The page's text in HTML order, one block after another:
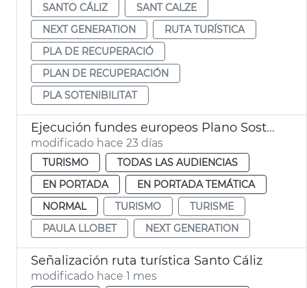
SANTO CÁLIZ
SANT CALZE
NEXT GENERATION
RUTA TURÍSTICA
PLA DE RECUPERACIÓ
PLAN DE RECUPERACIÓN
PLA SOTENIBILITAT
Ejecución fundes europeos Plano Sostenibilidad Turística València
modificado hace 23 días
TURISMO
TODAS LAS AUDIENCIAS
EN PORTADA
EN PORTADA TEMÁTICA
NORMAL
TURISMO
TURISME
PAULA LLOBET
NEXT GENERATION
Señalización ruta turística Santo Cáliz
modificado hace 1 mes